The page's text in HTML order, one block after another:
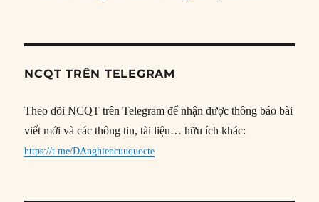
NCQT TRÊN TELEGRAM
Theo dõi NCQT trên Telegram để nhận được thông báo bài
viết mới và các thông tin, tài liệu… hữu ích khác:
https://t.me/DAnghiencuuquocte